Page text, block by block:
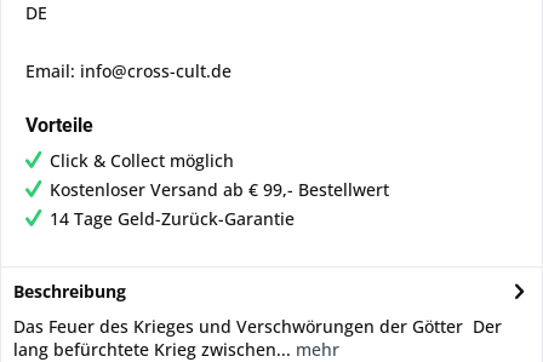
DE
Email: info@cross-cult.de
Vorteile
Click & Collect möglich
Kostenloser Versand ab € 99,- Bestellwert
14 Tage Geld-Zurück-Garantie
Beschreibung
Das Feuer des Krieges und Verschwörungen der Götter Der
lang befürchtete Krieg zwischen... mehr